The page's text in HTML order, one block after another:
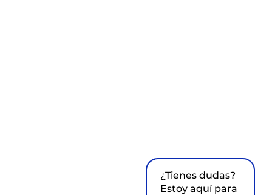
¿Tienes dudas?
Estoy aquí para